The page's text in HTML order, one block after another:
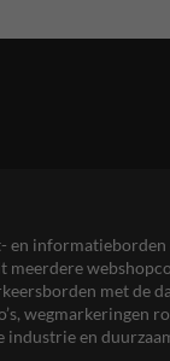
en informatieborden
meerdere
met de
wegmarkeringen
industrie en